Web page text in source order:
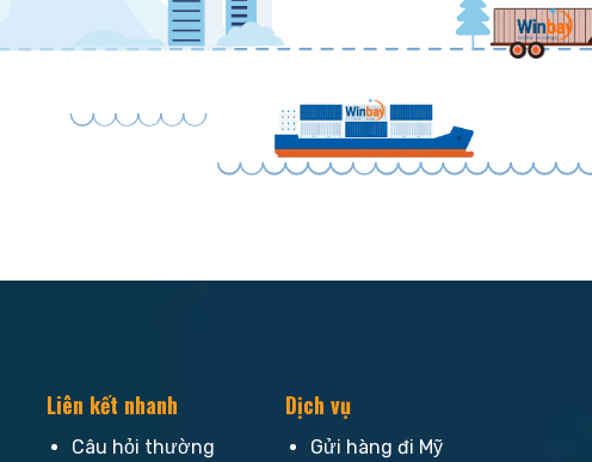
Liên kết nhanh
Câu hỏi thường
Dịch vụ
Gửi hàng đi Mỹ